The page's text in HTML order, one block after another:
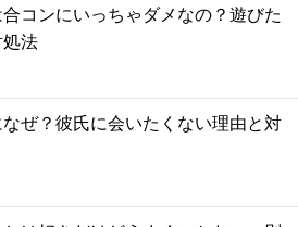
コンにいっちゃダメなの？遊びた
法
ぜ？彼氏に会いたくない理由と対